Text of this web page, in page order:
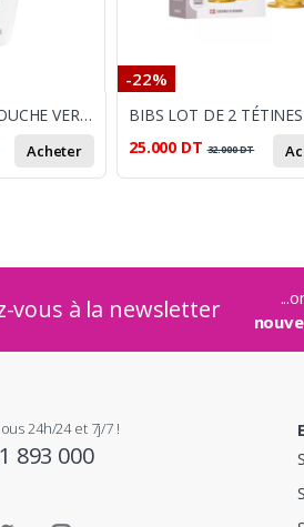
BYPHASSE GEL DOUCHE VERVEINE ET PAMPLEMOUSSE
Acheter
-22%
25.000 DT 32.000DT
vous à la newsletter
24h/24 et 7j/7 !
893 000